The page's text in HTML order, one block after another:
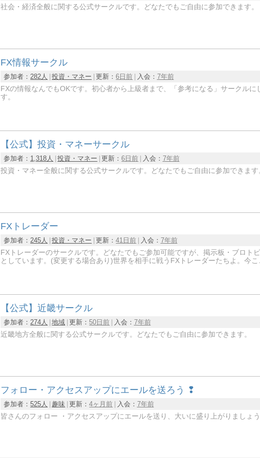
社会・経済全般に関する公式サークルです。どなたでもご自由に参加できます。
FX情報サークル
参加者：282人 投資・マネー 更新：6日前 入会： 7年前
FXの情報なんでもOKです。初心者から上級者まで、「参考になる」サークル
す。
【公式】投資・マネーサークル
参加者： 1,318人 投資・マネー 更新：6日前 入会： 7年前
投資・マネー全般に関する公式サークルです。どなたでもご自由に参加できます
FXトレーダー
参加者：245人 投資・マネー 更新：41日前 入会： 7年前
FXトレーダーのサークルです。どなたでもご参加可能ですが、掲示板・ブロト
としています。(変更する場合あり)世界を相手に戦うFXトレーダーたちよ。今
【公式】近畿サークル
参加者：274人 地域 更新：50日前 入会： 7年前
近畿地方全般に関する公式サークルです。どなたでもご自由に参加できます。
フォロー・アクセスアップにエールを送ろう ❢
参加者：525人 趣味 更新：4ヶ月前 入会： 7年前
皆さんのフォロー ・アクセスアップにエールを送り、大いに盛り上がりましょ